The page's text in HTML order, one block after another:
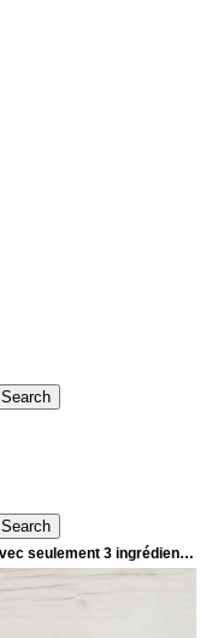
Search
Search